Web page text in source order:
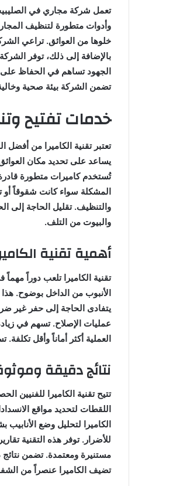
تعمل شركة مجاري في
وأدوات متطورة لتنظيف
خلوها من العوائق. تراعي
بالإضافة إلى ذلك، توفر
الجهود تساهم في الحفاظ
تضمن الشركة بيئة صحية
خدمات تفتيح
تعتبر تقنية الكاميرا من أفضل
يساعد على تحديد مكان
تُستخدم كاميرات متطورة
المشكلة سواء كانت شقوقاً أو
والتنظيف. تقليل الحاجة إلى
والبيوت من التلف.
أهمية تقنية
تقنية الكاميرا تلعب دوراً
الأنبوب من الداخل بوضوح.
يتفادى الحاجة إلى حفر غير
عمليات الإصلاح. تسهم في
العملية أكثر أماناً وأقل
نتائج دقيقة
تتيح تقنية الكاميرا
اللقطات لتحديد مواقع
الكاميرا لتحليل وضع
للأضرار. توفر هذه التقنية
مستنيرة ومعتمدة. تضمن نتائج
تضيف الكاميرا عنصراً من